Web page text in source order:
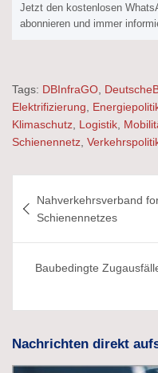
Jetzt den kostenlosen
abonnieren und immer
Tags: DBInfraGO
Elektrifizierung
Klimaschutz Logistik
Schienennetz
Nahverkehrsverband
Schienennetzes
Baubedingte
Nachrichten direkt